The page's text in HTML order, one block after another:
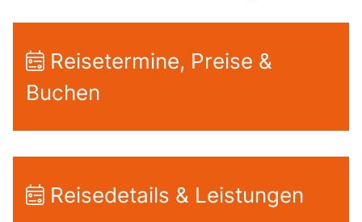
Reisetermine, Preise &
Buchen
Reisedetails & Leistungen